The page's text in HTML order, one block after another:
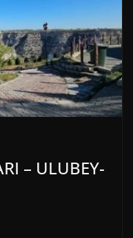
– ULUBEY-